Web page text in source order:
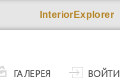
InteriorExplorer
ГАЛЕРЕЯ ВОЙТИ